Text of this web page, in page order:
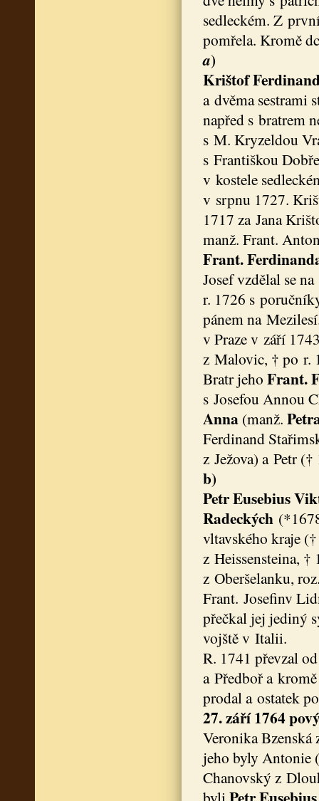
sedleckém. Z
pomřela. Kromě
a)
Krištof
a dvěma sestrami
napřed s bratrem
s M. Kryzeldou
s Františkou
v kostele
v srpnu 1727.
1717 za Jana
manž. Frant.
Frant.
Josef vzdělal se
r. 1726 s
pánem na
v Praze v září
z Malovic, † po r.
Bratr jeho Frant.
s Josefou Annou
Anna(manž.
Ferdinand
z Ježova) a Petr
b)
Petr Eusebius
Radeckých
vltavského kraje
z Heissensteina,
z Oberšelanku,
Frant. Josefinv
přečkal jej jediný
vojště v Italii.
R. 1741 převzal
a Předboř a
prodal a ostatek
27. září 1764
Veronika
jeho byly Antonie
Chanovský z
byli